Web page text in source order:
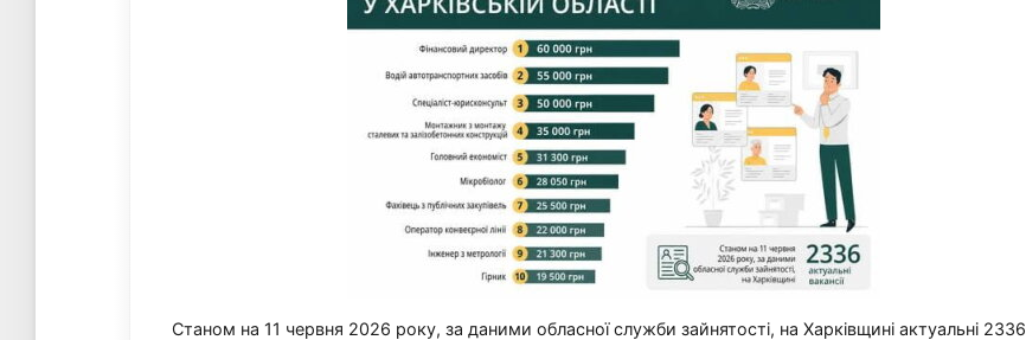
Станом на 11 червня 2026 року, за даними обласної служби зайнятості, на Харківщині актуальні 2336